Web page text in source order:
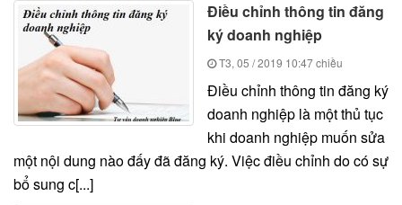
Điều chỉnh thông tin đăng
ký doanh nghiệp
T3, 05 / 2019 10:47 chiều
Điều chỉnh thông tin đăng ký
doanh nghiệp là một thủ tục
khi doanh nghiệp muốn sửa
một nội dung nào đấy đã đăng ký. Việc điều chỉnh do có sự
bổ sung c[...]